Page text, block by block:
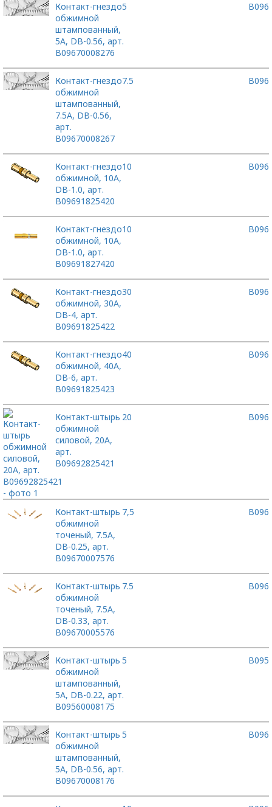
Контакт-гнездо
обжимной
штампованный,
5А, DB-0.56, арт.
B09670008276
5
Контакт-гнездо
обжимной
штампованный,
7.5А, DB-0.56,
арт.
B09670008267
7.5
Контакт-гнездо
обжимной, 10А,
DB-1.0, арт.
B09691825420
10
Контакт-гнездо
обжимной, 10А,
DB-1.0, арт.
B09691827420
10
Контакт-гнездо
обжимной, 30А,
DB-4, арт.
B09691825422
30
Контакт-гнездо
обжимной, 40А,
DB-6, арт.
B09691825423
40
Контакт-штырь
обжимной
силовой, 20А,
арт.
B09692825421
20
Контакт-штырь
обжимной
точеный, 7.5А,
DB-0.25, арт.
B09670007576
7,5
Контакт-штырь
обжимной
точеный, 7.5А,
DB-0.33, арт.
B09670005576
7.5
Контакт-штырь
обжимной
штампованный,
5А, DB-0.22, арт.
B09560008175
5
Контакт-штырь
обжимной
штампованный,
5А, DB-0.56, арт.
B09670008176
5